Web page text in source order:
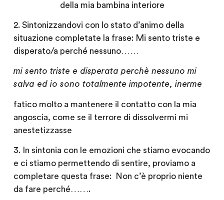
della mia bambina interiore
2. Sintonizzandovi con lo stato d’animo della
situazione completate la frase: Mi sento triste e
disperato/a perché nessuno……
mi sento triste e disperata perchè nessuno mi
salva ed io sono totalmente impotente, inerme
fatico molto a mantenere il contatto con la mia
angoscia, come se il terrore di dissolvermi mi
anestetizzasse
3. In sintonia con le emozioni che stiamo evocando
e ci stiamo permettendo di sentire, proviamo a
completare questa frase: Non c’è proprio niente
da fare perché…….